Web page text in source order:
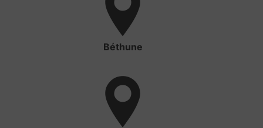
Béthune